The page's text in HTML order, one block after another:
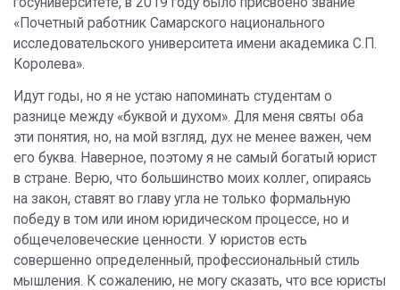
«Почетный работник Самарского национального
исследовательского университета имени академика С.П.
Королева».
Идут годы, но я не устаю напоминать студентам о
разнице между «буквой и духом». Для меня святы оба
эти понятия, но, на мой взгляд, дух не менее важен, чем
его буква. Наверное, поэтому я не самый богатый юрист
в стране. Верю, что большинство моих коллег, опираясь
на закон, ставят во главу угла не только формальную
победу в том или ином юридическом процессе, но и
общечеловеческие ценности. У юристов есть
совершенно определенный, профессиональный стиль
мышления. К сожалению, не могу сказать, что все юристы